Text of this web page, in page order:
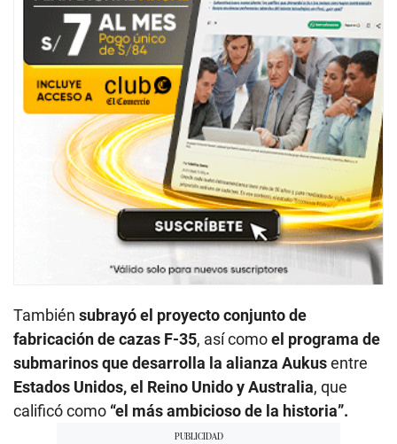
También subrayó el proyecto conjunto de
fabricación de cazas F-35, así comoel programa de
submarinos que desarrolla la alianza Aukusentre
Estados Unidos, el Reino Unido y Australia, que
calificó como “el más ambicioso de la historia”.